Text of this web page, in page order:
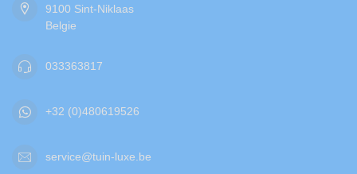
9100 Sint-Niklaas
Belgie
033363817
+32 (0)480619526
service@tuin-luxe.be